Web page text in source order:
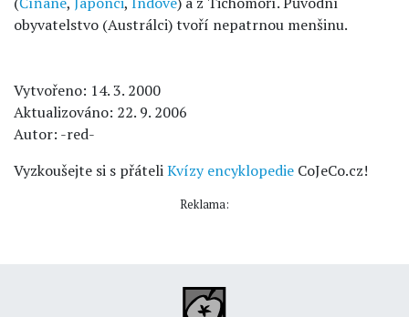
obyvatelstvo (Austrálci) tvoří nepatrnou menšinu.
Vytvořeno: 14. 3. 2000
Aktualizováno: 22. 9. 2006
Autor: -red-
Vyzkoušejte si s přáteliKvízy encyklopedie CoJeCo.cz!
Reklama: